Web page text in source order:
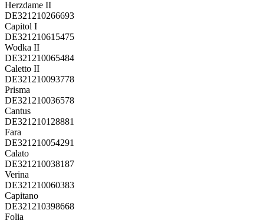
Herzdame II
DE321210266693
Capitol I
DE321210615475
Wodka II
DE321210065484
Caletto II
DE321210093778
Prisma
DE321210036578
Cantus
DE321210128881
Fara
DE321210054291
Calato
DE321210038187
Verina
DE321210060383
Capitano
DE321210398668
Folia